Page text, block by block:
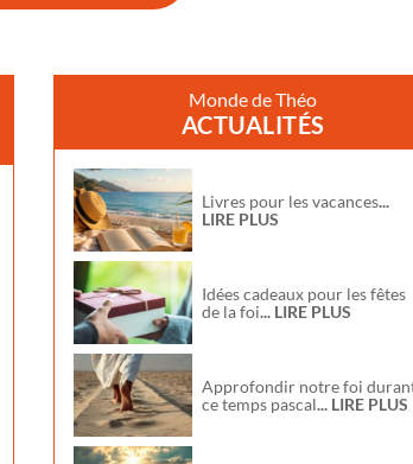
Monde de Théo
ACTUALITÉS
Livres pour les vacances...
LIRE PLUS
Idées cadeaux pour les fêtes
de la foi... LIRE PLUS
Approfondir notre foi
ce temps pascal... LIRE PLUS